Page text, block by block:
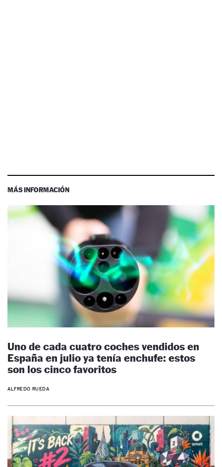
MÁS INFORMACIÓN
Uno de cada cuatro coches vendidos en
España en julio ya tenía enchufe: estos
son los cinco favoritos
ALFREDO RUEDA